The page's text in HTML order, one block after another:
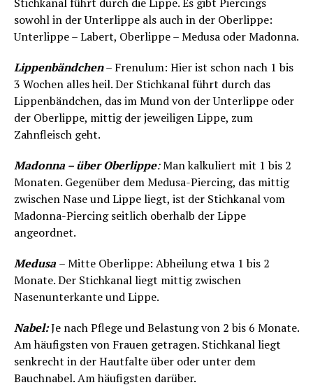
sowohl in der Unterlippe als auch in der Oberlippe:
Unterlippe – Labert, Oberlippe – Medusa oder Madonna.
Lippenbändchen– Frenulum: Hier ist schon nach 1 bis
3 Wochen alles heil. Der Stichkanal führt durch das
Lippenbändchen, das im Mund von der Unterlippe oder
der Oberlippe, mittig der jeweiligen Lippe, zum
Zahnfleisch geht.
Madonna – über Oberlippe:Man kalkuliert mit 1 bis 2
Monaten. Gegenüber dem Medusa-Piercing, das mittig
zwischen Nase und Lippe liegt, ist der Stichkanal vom
Madonna-Piercing seitlich oberhalb der Lippe
angeordnet.
Medusa – Mitte Oberlippe: Abheilung etwa 1 bis 2
Monate. Der Stichkanal liegt mittig zwischen
Nasenunterkante und Lippe.
Nabel:Je nach Pflege und Belastung von 2 bis 6 Monate.
Am häufigsten von Frauen getragen. Stichkanal liegt
senkrecht in der Hautfalte über oder unter dem
Bauchnabel. Am häufigsten darüber.